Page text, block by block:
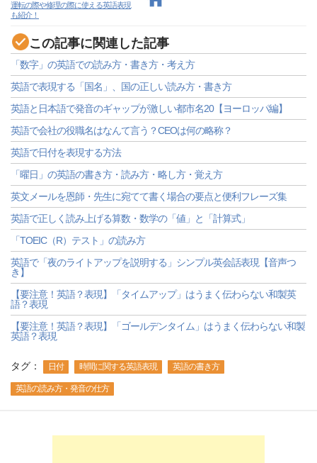
運転の際や修理の際に使える英語表現
も紹介！
この記事に関連した記事
「数字」の英語での読み方・書き方・考え方
英語で表現する「国名」、国の正しい読み方・書き方
英語と日本語で発音のギャップが激しい都市名20【ヨーロッパ編】
英語で会社の役職名はなんて言う？CEOは何の略称？
英語で日付を表現する方法
「曜日」の英語の書き方・読み方・略し方・覚え方
英文メールを恩師・先生に宛てて書く場合の要点と便利フレーズ集
英語で正しく読み上げる算数・数学の「値」と「計算式」
「TOEIC（R）テスト」の読み方
英語で「夜のライトアップを説明する」シンプル英会話表現【音声つ
き】
【要注意！英語？表現】「タイムアップ」はうまく伝わらない和製英
語？表現
【要注意！英語？表現】「ゴールデンタイム」はうまく伝わらない和製
英語？表現
タグ： 日付 時間に関する英語表現 英語の書き方
英語の読み方・発音の仕方